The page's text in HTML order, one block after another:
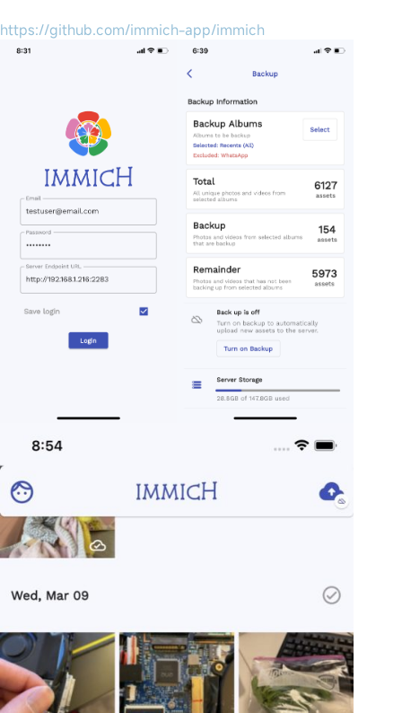
https://github.com/immich-app/immich